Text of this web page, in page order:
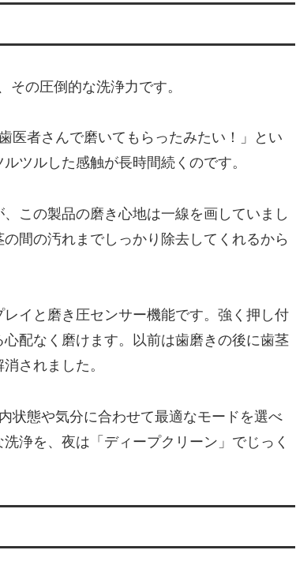
の圧倒的な洗浄力です。
医者さんで磨いてもらったみたい！」とい
ツルした感触が長時間続くのです。
この製品の磨き心地は一線を画していまし
間の汚れまでしっかり除去してくれるから
イと磨き圧センサー機能です。強く押し付
配なく磨けます。以前は歯磨きの後に歯茎
されました。
状態や気分に合わせて最適なモードを選べ
浄を、夜は「ディープクリーン」でじっく